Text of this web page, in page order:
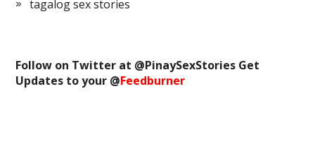
tagalog sex stories
Follow on Twitter at @PinaySexStories Get
Updates to your @Feedburner